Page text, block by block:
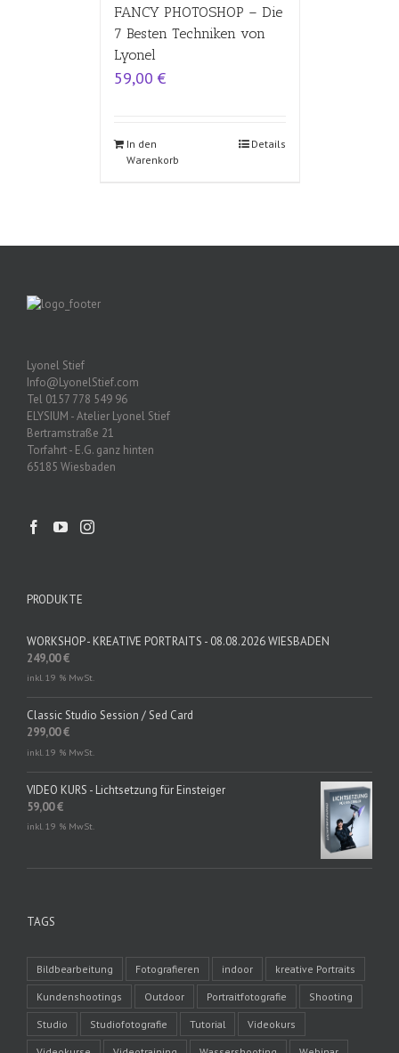
FANCY PHOTOSHOP – Die
7 Besten Techniken von
Lyonel
59,00 €
In den
Warenkorb
Details
Lyonel Stief
Info@LyonelStief.com
Tel 0157 778 549 96
ELYSIUM - Atelier Lyonel Stief
Bertramstraße 21
Torfahrt - E.G. ganz hinten
65185 Wiesbaden
PRODUKTE
WORKSHOP - KREATIVE PORTRAITS - 08.08.2026 WIESBADEN
249,00€
inkl. 19 % MwSt.
Classic Studio Session / Sed Card
299,00€
inkl. 19 % MwSt.
VIDEO KURS - Lichtsetzung für Einsteiger
59,00€
inkl. 19 % MwSt.
TAGS
Bildbearbeitung Fotografieren indoor kreative Portraits
Kundenshootings Outdoor Portraitfotografie Shooting
Studio Studiofotografie Tutorial Videokurs